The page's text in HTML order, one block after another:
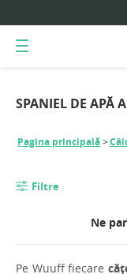
SPANIEL DE APĂ
Pagina principală
Filtre
Ne
Pe Wuuff fiecare